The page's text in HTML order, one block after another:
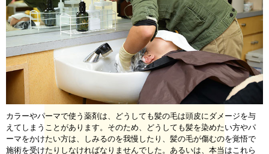
カラーやパーマで使う薬剤は、どうしても髪の毛は頭皮にダメージを与
えてしまうことがあります。そのため、どうしても髪を染めたい方やパ
ーマをかけたい方は、しみるのを我慢したり、髪の毛が傷むのを覚悟で
施術を受けたりしなければなりませんでした。あるいは、本当はこれら